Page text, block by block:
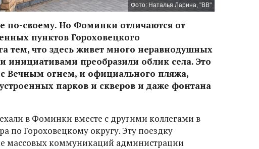
Фото: Наталья Ларина, "ВВ"
по-своему. Но Фоминки отличаются от
пунктов Гороховецкого
тем, что здесь живет много неравнодушных
инициативами преобразили облик села. Это
Вечным огнем, и официального пляжа,
парков и скверов и даже фонтана
в Фоминки вместе с другими коллегами в
по Гороховецкому округу. Эту поездку
массовых коммуникаций администрации